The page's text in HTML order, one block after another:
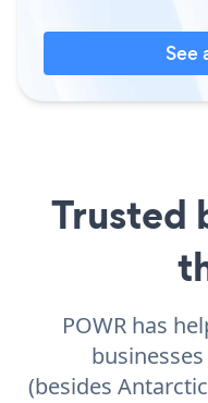
See
Trusted
POWR has
(besides